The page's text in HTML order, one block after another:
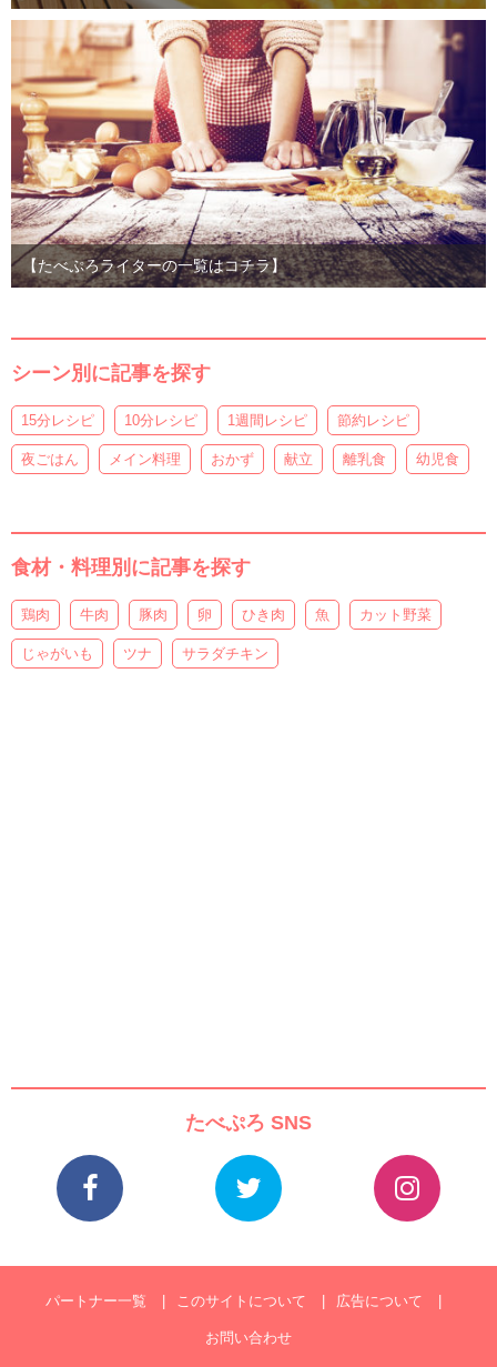
【たべぷろライターの一覧はコチラ】
シーン別に記事を探す
15分レシピ 10分レシピ 1週間レシピ 節約レシピ
夜ごはん メイン料理 おかず 献立 離乳食 幼児食
食材・料理別に記事を探す
鶏肉 牛肉 豚肉 卵 ひき肉 魚 カット野菜
じゃがいも ツナ サラダチキン
たべぷろ SNS
パートナー一覧 このサイトについて 広告について
お問い合わせ